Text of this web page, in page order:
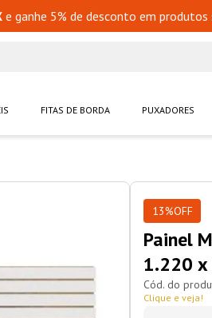
e ganhe 5% de desconto em produtos
FITAS DE BORDA PUXADORES
13%OFF
Painel
1.220 x
Clique e veja!